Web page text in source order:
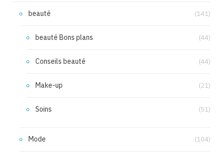
beauté (141)
beauté Bons plans (44)
Conseils beauté (44)
Make-up (21)
Soins (51)
Mode (104)